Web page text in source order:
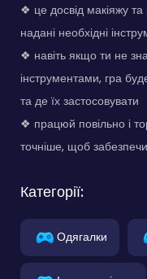
❖ це досвід макіяжу
надані необхідні
❖ навіть якщо ти не
інструментами, гра
та де їх застосовувати
❖ працюй повільно і
точніше, щоб
Категорії:
Одягалки